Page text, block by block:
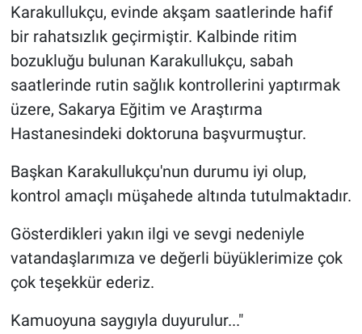
Karakullukçu, evinde akşam saatlerinde hafif
bir rahatsızlık geçirmiştir. Kalbinde ritim
bozukluğu bulunan Karakullukçu, sabah
saatlerinde rutin sağlık kontrollerini yaptırmak
üzere, Sakarya Eğitim ve Araştırma
Hastanesindeki doktoruna başvurmuştur.
Başkan Karakullukçu'nun durumu iyi olup,
kontrol amaçlı müşahede altında tutulmaktadır.
Gösterdikleri yakın ilgi ve sevgi nedeniyle
vatandaşlarımıza ve değerli büyüklerimize çok
çok teşekkür ederiz.
Kamuoyuna saygıyla duyurulur..."